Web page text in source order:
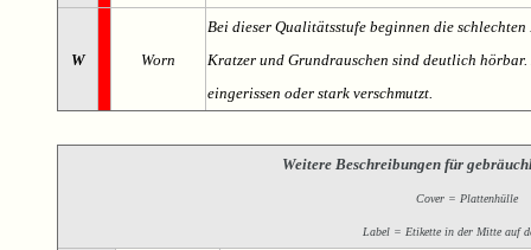
W Worn
Bei dieser Qualitätsstufe beginnen die
Kratzer und Grundrauschen sind deutlich
eingerissen oder stark verschmutzt.
Weitere Beschreibungen für
Cover = Plattenhülle
Label = Etikette in der Mitte auf